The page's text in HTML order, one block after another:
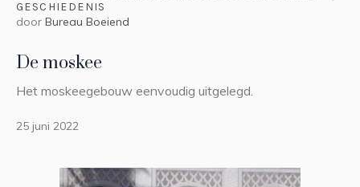
GESCHIEDENIS
door Bureau Boeiend
De moskee
Het moskeegebouw eenvoudig uitgelegd.
25 juni 2022